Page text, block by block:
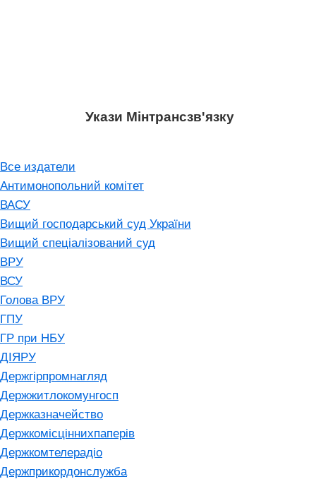
Укази Мінтрансзв'язку
Все издатели
Антимонопольний комітет
ВАСУ
Вищий господарський суд України
Вищий спеціалізований суд
ВРУ
ВСУ
Голова ВРУ
ГПУ
ГР при НБУ
ДІЯРУ
Держгірпромнагляд
Держжитлокомунгосп
Держказначейство
Держкомісціннихпаперів
Держкомтелерадіо
Держприкордонслужба